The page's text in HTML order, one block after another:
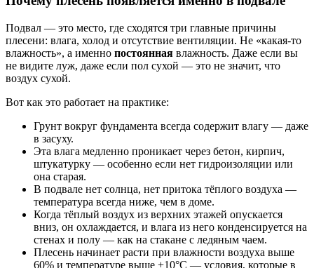
Подвал — это место, где сходятся три главные причины
плесени: влага, холод и отсутствие вентиляции. Не «какая-то
влажность», а именно постоянная влажность. Даже если вы
не видите луж, даже если пол сухой — это не значит, что
воздух сухой.
Вот как это работает на практике:
Грунт вокруг фундамента всегда содержит влагу — даже
в засуху.
Эта влага медленно проникает через бетон, кирпич,
штукатурку — особенно если нет гидроизоляции или
она старая.
В подвале нет солнца, нет притока тёплого воздуха —
температура всегда ниже, чем в доме.
Когда тёплый воздух из верхних этажей опускается
вниз, он охлаждается, и влага из него конденсируется на
стенах и полу — как на стакане с ледяным чаем.
Плесень начинает расти при влажности воздуха выше
60% и температуре выше +10°C — условия, которые в